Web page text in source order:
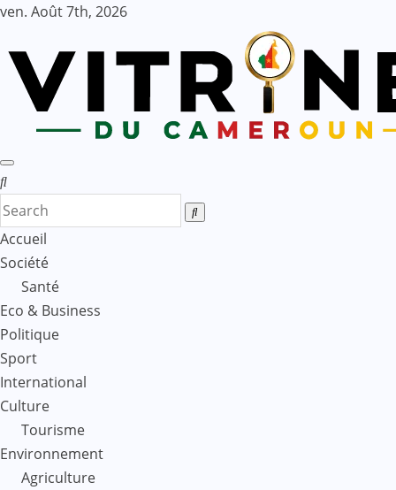
Skip
content
ven. Août 7th, 2026
Accueil
Société
Santé
Eco & Business
Politique
Sport
International
Culture
Tourisme
Environnement
Agriculture